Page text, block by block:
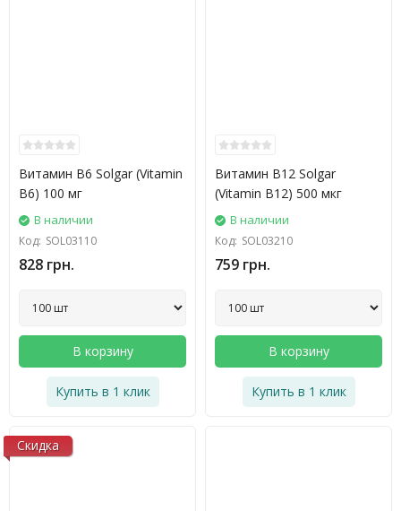
Витамин B6 Solgar (Vitamin
B6) 100 мг
В наличии
Код: SOL03110
828 грн.
В корзину
Купить в 1 клик
Витамин B12 Solgar
(Vitamin B12) 500 мкг
В наличии
Код: SOL03210
759 грн.
В корзину
Купить в 1 клик
Скидка